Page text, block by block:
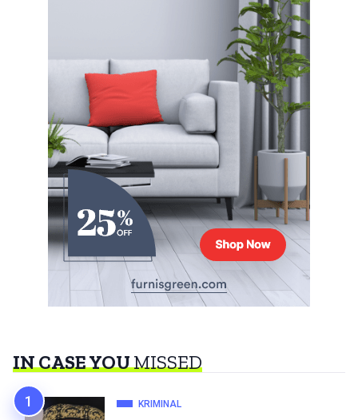
IN CASE YOUMISSED
KRIMINAL